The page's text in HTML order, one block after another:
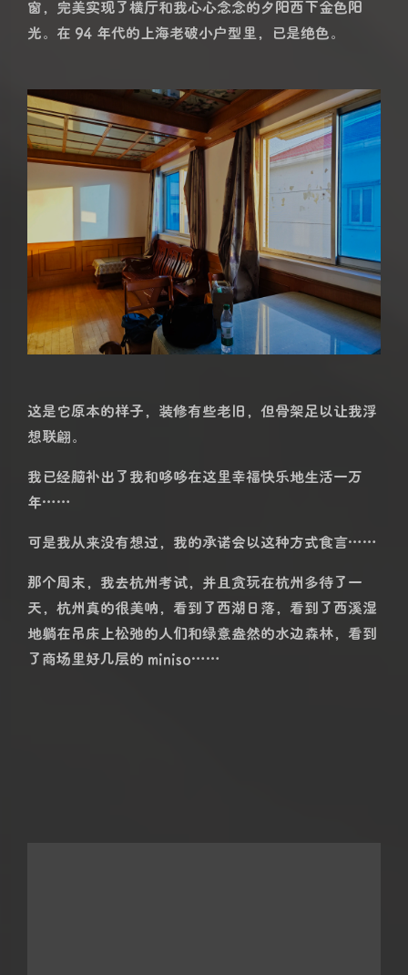
窗，完美实现了横厅和我心心念念的夕阳西下金色阳
光。在 94 年代的上海老破小户型里，已是绝色。
这是它原本的样子，装修有些老旧，但骨架足以让我浮
想联翩。
我已经脑补出了我和哆哆在这里幸福快乐地生活一万
年……
可是我从来没有想过，我的承诺会以这种方式食言……
那个周末，我去杭州考试，并且贪玩在杭州多待了一
天，杭州真的很美呐，看到了西湖日落，看到了西溪湿
地躺在吊床上松弛的人们和绿意盎然的水边森林，看到
了商场里好几层的 miniso……